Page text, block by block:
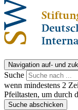
Navigation auf- und
Suche
wenn mindestens 2
Pfeiltasten, um durch
Suche abschicken